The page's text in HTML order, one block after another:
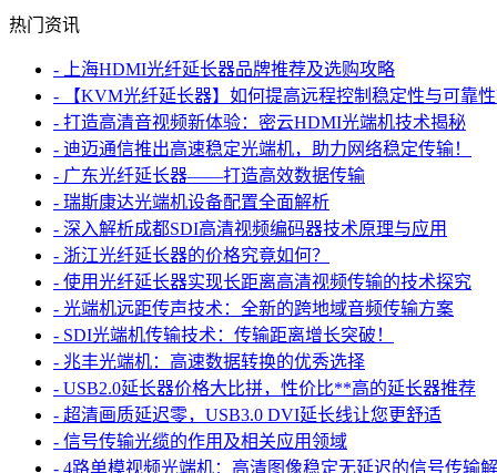
热门资讯
- 上海HDMI光纤延长器品牌推荐及选购攻略
- 【KVM光纤延长器】如何提高远程控制稳定性与可靠性
- 打造高清音视频新体验：密云HDMI光端机技术揭秘
- 迪迈通信推出高速稳定光端机，助力网络稳定传输！
- 广东光纤延长器——打造高效数据传输
- 瑞斯康达光端机设备配置全面解析
- 深入解析成都SDI高清视频编码器技术原理与应用
- 浙江光纤延长器的价格究竟如何？
- 使用光纤延长器实现长距离高清视频传输的技术探究
- 光端机远距传声技术：全新的跨地域音频传输方案
- SDI光端机传输技术：传输距离增长突破！
- 兆丰光端机：高速数据转换的优秀选择
- USB2.0延长器价格大比拼，性价比**高的延长器推荐
- 超清画质延迟零，USB3.0 DVI延长线让您更舒适
- 信号传输光缆的作用及相关应用领域
- 4路单模视频光端机：高清图像稳定无延迟的信号传输